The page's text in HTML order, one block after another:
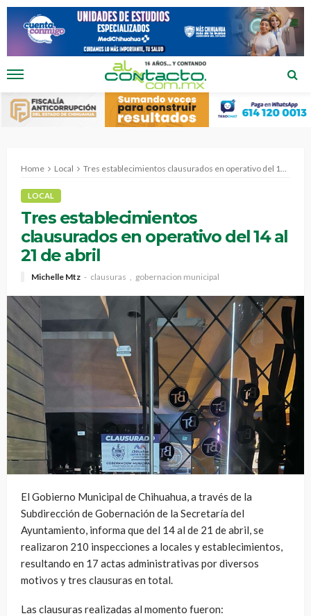
Home Local Tres establecimientos clausurados en operativo del 14 al 21 de abril
LOCAL
Tres establecimientos
clausurados en operativo del 14 al
21 de abril
Michelle Mtz clausuras gobernacion municipal
El Gobierno Municipal de Chihuahua, a través de la
Subdirección de Gobernación de la Secretaría del
Ayuntamiento, informa que del 14 al de 21 de abril, se
realizaron 210 inspecciones a locales y establecimientos,
resultando en 17 actas administrativas por diversos
motivos y tres clausuras en total.
Las clausuras realizadas al momento fueron: